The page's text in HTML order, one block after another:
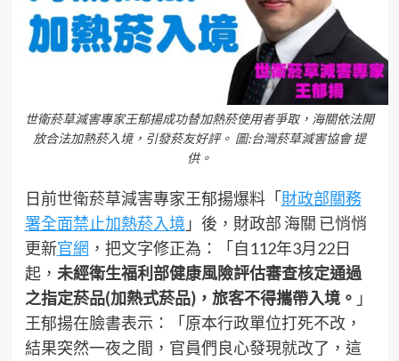
世衛菸草減害專家王郁揚成功替加熱菸使用者爭取，海關依法開
放合法加熱菸入境，引發菸友好評。 圖:台灣菸草減害協會 提
供。
日前世衛菸草減害專家王郁揚爆料「財政部關務
署全面禁止加熱菸入境 」後，財政部 海關 已悄悄
更新官網 ，把文字修正為：「自112年3月22日
起， 未經衛生福利部健康風險評估審查核定通過
之指定菸品(加熱式菸品)，旅客不得攜帶入境。 」
王郁揚在臉書表示：「原本行政單位打死不改，
結果突然一夜之間，官員們良心發現就改了，這